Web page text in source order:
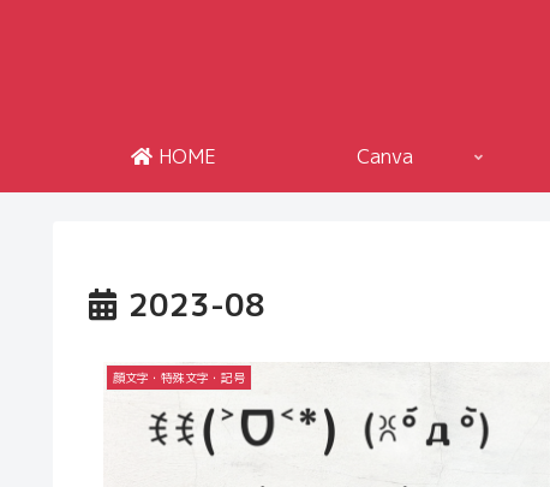
HOME Canva
2023-08
顔文字・特殊文字・記号